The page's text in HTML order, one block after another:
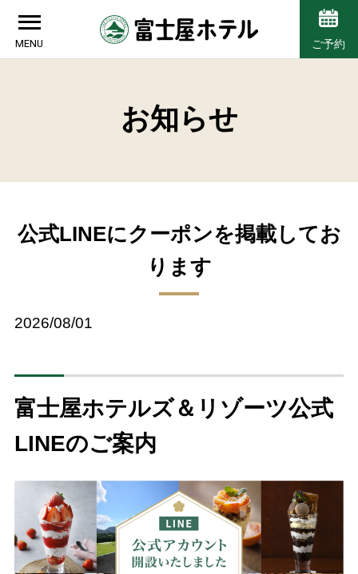
MENU ご予約
お知らせ
公式LINEにクーポンを掲載してお
ります
2026/08/01
富士屋ホテルズ＆リゾーツ公式
LINEのご案内